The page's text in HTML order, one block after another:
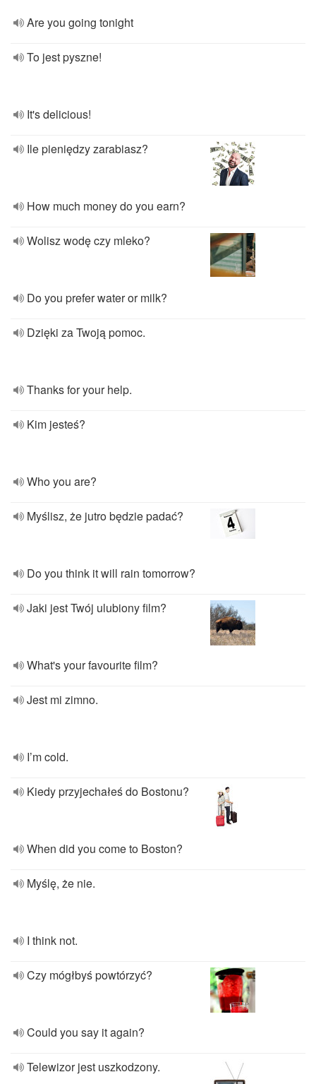
Are you going tonight
To jest pyszne!
It's delicious!
Ile pieniędzy zarabiasz?
How much money do you earn?
Wolisz wodę czy mleko?
Do you prefer water or milk?
Dzięki za Twoją pomoc.
Thanks for your help.
Kim jesteś?
Who you are?
Myślisz, że jutro będzie padać?
Do you think it will rain tomorrow?
Jaki jest Twój ulubiony film?
What's your favourite film?
Jest mi zimno.
I’m cold.
Kiedy przyjechałeś do Bostonu?
When did you come to Boston?
Myślę, że nie.
I think not.
Czy mógłbyś powtórzyć?
Could you say it again?
Telewizor jest uszkodzony.